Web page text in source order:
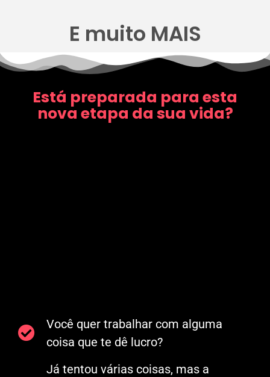
E muito MAIS
Está preparada para esta
nova etapa da sua vida?
Você quer trabalhar com alguma
coisa que te dê lucro?
Já tentou várias coisas, mas a